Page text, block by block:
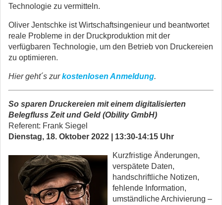
Technologie zu vermitteln.
Oliver Jentschke ist Wirtschaftsingenieur und beantwortet
reale Probleme in der Druckproduktion mit der
verfügbaren Technologie, um den Betrieb von Druckereien
zu optimieren.
Hier geht´s zurkostenlosen Anmeldung.
So sparen Druckereien mit einem digitalisierten
Belegfluss Zeit und Geld (Obility GmbH)
Referent: Frank Siegel
Dienstag, 18. Oktober 2022 | 13:30-14:15 Uhr
Kurzfristige Änderungen,
verspätete Daten,
handschriftliche Notizen,
fehlende Information,
umständliche Archivierung –